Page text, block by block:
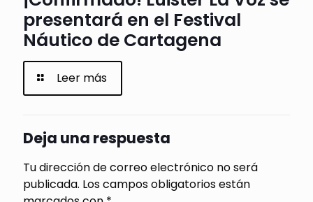
presentará en el Festival
Náutico de Cartagena
Leer más
Deja una respuesta
Tu dirección de correo electrónico no será
publicada. Los campos obligatorios están